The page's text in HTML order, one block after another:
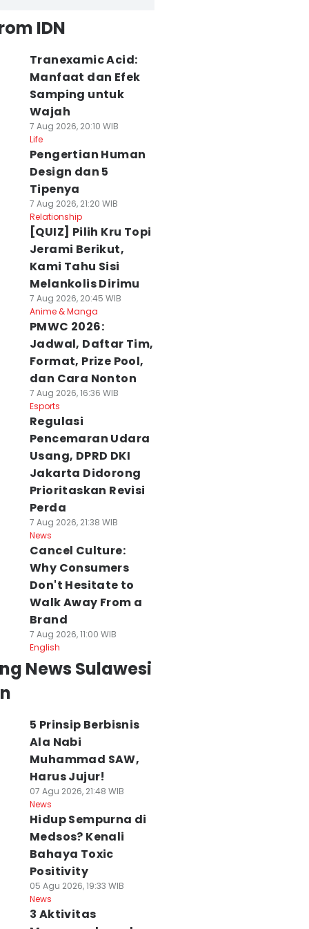
IDN
Tranexamic Acid:
Manfaat dan Efek
Samping untuk
Wajah
7 Aug 2026, 20:10 WIB
Life
Pengertian Human
Design dan 5
Tipenya
7 Aug 2026, 21:20 WIB
Relationship
[QUIZ] Pilih Kru Topi
Jerami Berikut,
Kami Tahu Sisi
Melankolis Dirimu
7 Aug 2026, 20:45 WIB
Anime & Manga
PMWC 2026:
Jadwal, Daftar Tim,
Format, Prize Pool,
dan Cara Nonton
7 Aug 2026, 16:36 WIB
Esports
Regulasi
Pencemaran Udara
Usang, DPRD DKI
Jakarta Didorong
Prioritaskan Revisi
Perda
7 Aug 2026, 21:38 WIB
News
Cancel Culture:
Why Consumers
Don't Hesitate to
Walk Away From a
Brand
7 Aug 2026, 11:00 WIB
English
News Sulawesi
5 Prinsip Berbisnis
Ala Nabi
Muhammad SAW,
Harus Jujur!
07 Agu 2026, 21:48 WIB
News
Hidup Sempurna di
Medsos? Kenali
Bahaya Toxic
Positivity
05 Agu 2026, 19:33 WIB
News
3 Aktivitas